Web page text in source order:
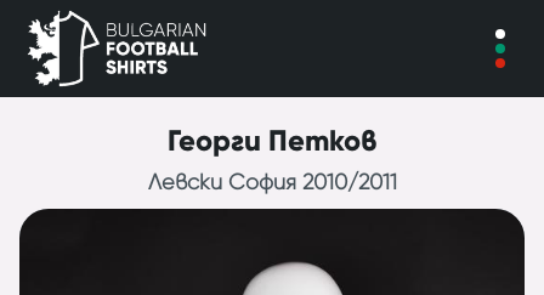
Георги Петков
Левски София 2010/2011